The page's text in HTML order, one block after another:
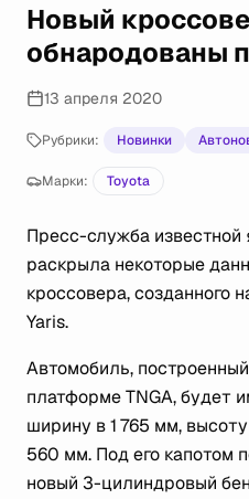
Новый
обнародованы
13 апреля 2020
Рубрики: Новинки
Марки: Toyota
Пресс-служба
раскрыла некоторые
кроссовера, созданного
Yaris.
Автомобиль,
платформе TNGA, будет
ширину в 1 765 мм,
560 мм. Под его капотом
новый 3-цилиндровый